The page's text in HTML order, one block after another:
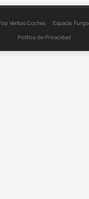
Ventas Coches Espacio Furgo
Política de Privacidad